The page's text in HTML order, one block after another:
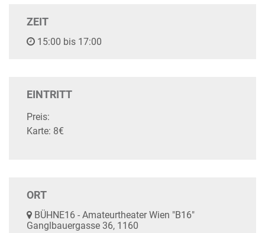
ZEIT
15:00 bis 17:00
EINTRITT
Preis:
Karte: 8€
ORT
BÜHNE16 - Amateurtheater Wien "B16"
Ganglbauergasse 36, 1160